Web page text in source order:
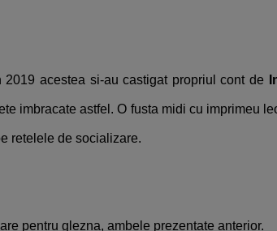
acestea si-au castigat propriul cont de
imbracate astfel. O fusta midi cu imprimeu
retelele de socializare.
pentru glezna, ambele prezentate anterior.